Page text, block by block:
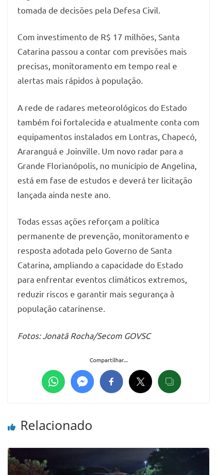
tomada de decisões pela Defesa Civil.
Com investimento de R$ 17 milhões, Santa
Catarina passou a contar com previsões mais
precisas, monitoramento em tempo real e
alertas mais rápidos à população.
A rede de radares meteorológicos do Estado
também foi fortalecida e atualmente conta com
equipamentos instalados em Lontras, Chapecó,
Araranguá e Joinville. Um novo radar para a
Grande Florianópolis, no município de Angelina,
está em fase de estudos e deverá ter licitação
lançada ainda neste ano.
Todas essas ações reforçam a política
permanente de prevenção, monitoramento e
resposta adotada pelo Governo de Santa
Catarina, ampliando a capacidade do Estado
para enfrentar eventos climáticos extremos,
reduzir riscos e garantir mais segurança à
população catarinense.
Fotos: Jonatã Rocha/Secom GOVSC
Compartilhar...
Relacionado